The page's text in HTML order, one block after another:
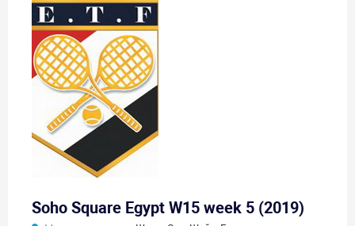
Soho Square Egypt W15 week 5 (2019)